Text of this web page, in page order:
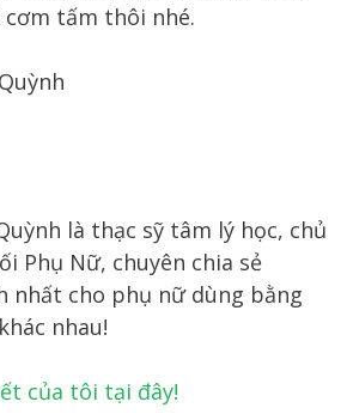
cơm tấm thôi nhé.
là thạc sỹ tâm lý học, chủ
Phụ Nữ, chuyên chia sẻ
nhất cho phụ nữ dùng bằng
nhau!
của tôi tại đây!